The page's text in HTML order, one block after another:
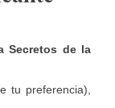
Secretos de la
preferencia),